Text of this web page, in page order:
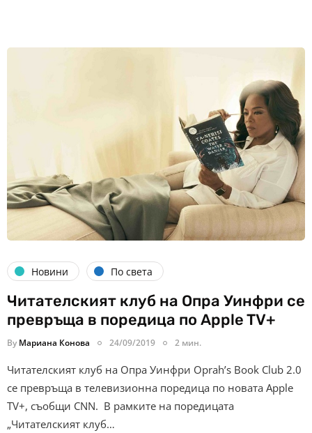
Новини По света
Читателският клуб на Опра Уинфри се
превръща в поредица по Apple TV+
By Мариана Конова 24/09/2019 2 мин.
Читателският клуб на Опра Уинфри Oprah’s Book Club 2.0
се превръща в телевизионна поредица по новата Apple
TV+, съобщи CNN. В рамките на поредицата
„Читателският клуб…